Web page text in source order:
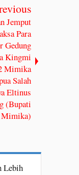
Jemput
Para
Gedung
Kingmi
Mimika
Salah
Eltinus
(Bupati
Mimika)
Lebih